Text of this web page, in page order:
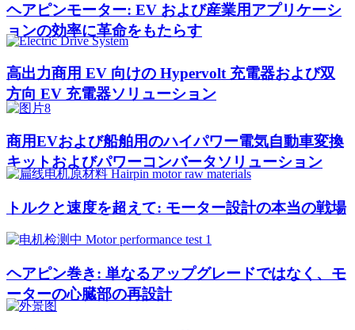
ヘアピンモーター: EV および産業用アプリケーシ
ョンの効率に革命をもたらす
高出力商用 EV 向けの Hypervolt 充電器および双
方向 EV 充電器ソリューション
商用EVおよび船舶用のハイパワー電気自動車変換
キットおよびパワーコンバータソリューション
トルクと速度を超えて: モーター設計の本当の戦場
ヘアピン巻き: 単なるアップグレードではなく、モ
ーターの心臓部の再設計